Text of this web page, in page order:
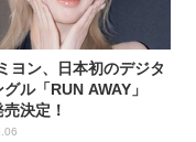
ヨン、日本初のデジタ
ル「RUN AWAY」
決定！